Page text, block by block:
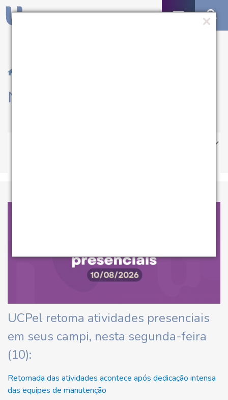
Notícias
UCPel retoma atividades presenciais
em seus campi, nesta segunda-feira
(10):
Retomada das atividades acontece após dedicação intensa
das equipes de manutenção